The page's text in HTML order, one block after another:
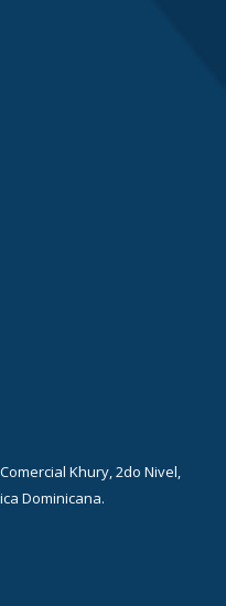
Khury, 2do Nivel,
Dominicana.